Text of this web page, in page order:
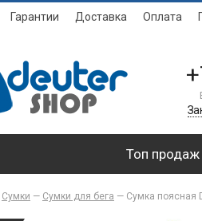
Гарантии Доставка Оплата
Топ продаж
Сумки — Сумки для бега — Сумка поясная